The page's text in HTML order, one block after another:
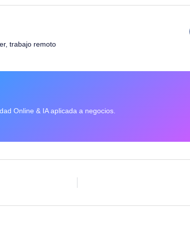
, trabajo remoto
Online & IA aplicada a negocios.